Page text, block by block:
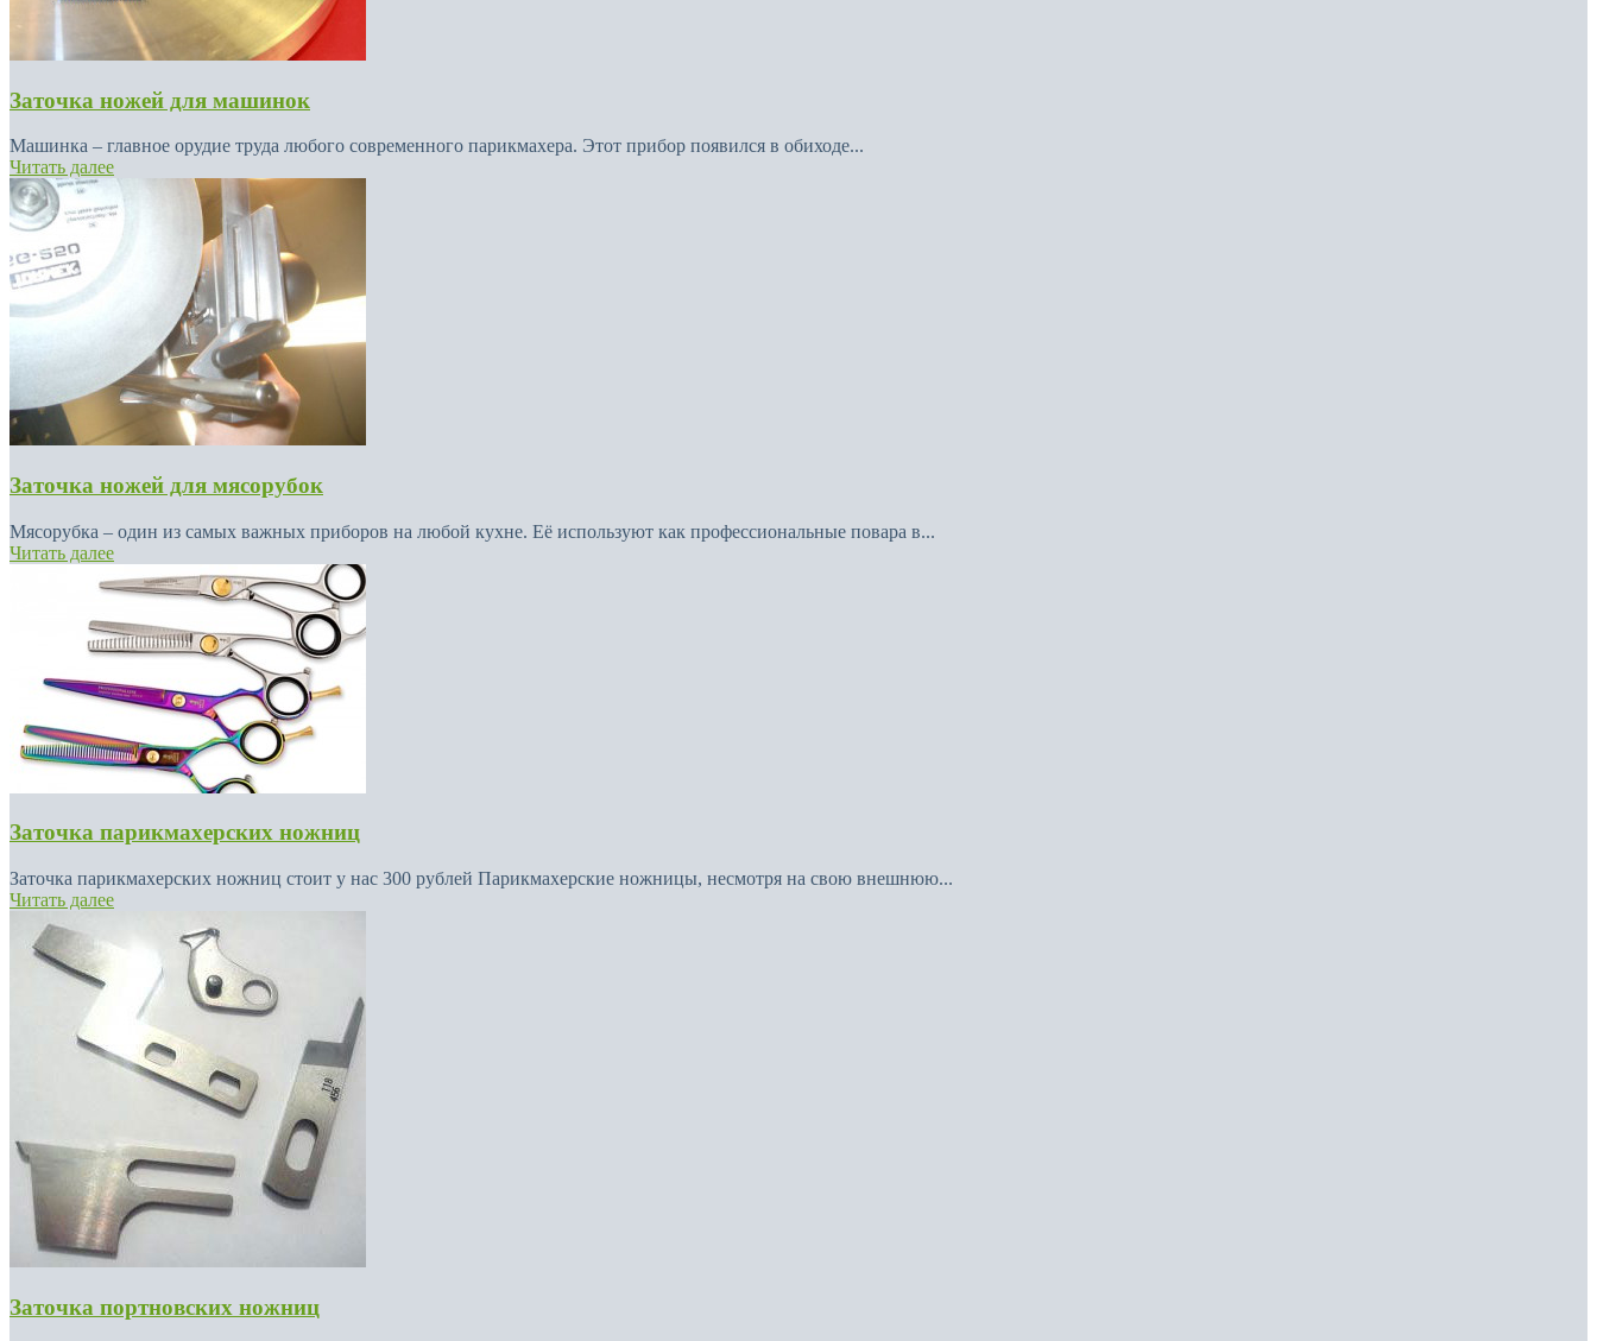
Заточка ножей для машинок
Машинка – главное орудие труда любого современного парикмахера. Этот прибор появился в обиходе...
Читать далее
Заточка ножей для мясорубок
Мясорубка – один из самых важных приборов на любой кухне. Её используют как профессиональные повара в...
Читать далее
Заточка парикмахерских ножниц
Заточка парикмахерских ножниц стоит у нас 300 рублей Парикмахерские ножницы, несмотря на свою внешнюю...
Читать далее
Заточка портновских ножниц